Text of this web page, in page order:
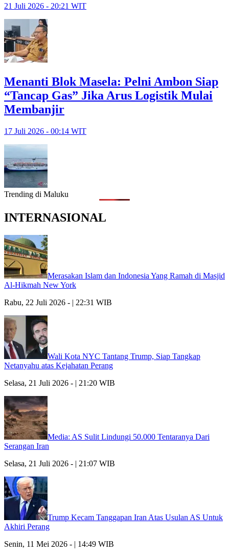
21 Juli 2026 - 20:21 WIT
Menanti Blok Masela: Pelni Ambon Siap
“Tancap Gas” Jika Arus Logistik Mulai
Membanjir
17 Juli 2026 - 00:14 WIT
Trending di Maluku
INTERNASIONAL
Merasakan Islam dan Indonesia Yang Ramah di Masjid
Al-Hikmah New York
Rabu, 22 Juli 2026 - | 22:31 WIB
Wali Kota NYC Tantang Trump, Siap Tangkap
Netanyahu atas Kejahatan Perang
Selasa, 21 Juli 2026 - | 21:20 WIB
Media: AS Sulit Lindungi 50.000 Tentaranya Dari
Serangan Iran
Selasa, 21 Juli 2026 - | 21:07 WIB
Trump Kecam Tanggapan Iran Atas Usulan AS Untuk
Akhiri Perang
Senin, 11 Mei 2026 - | 14:49 WIB